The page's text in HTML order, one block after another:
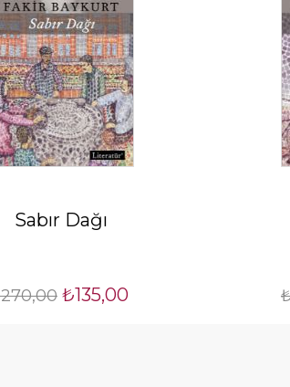
Sabır Dağı
₺135,00